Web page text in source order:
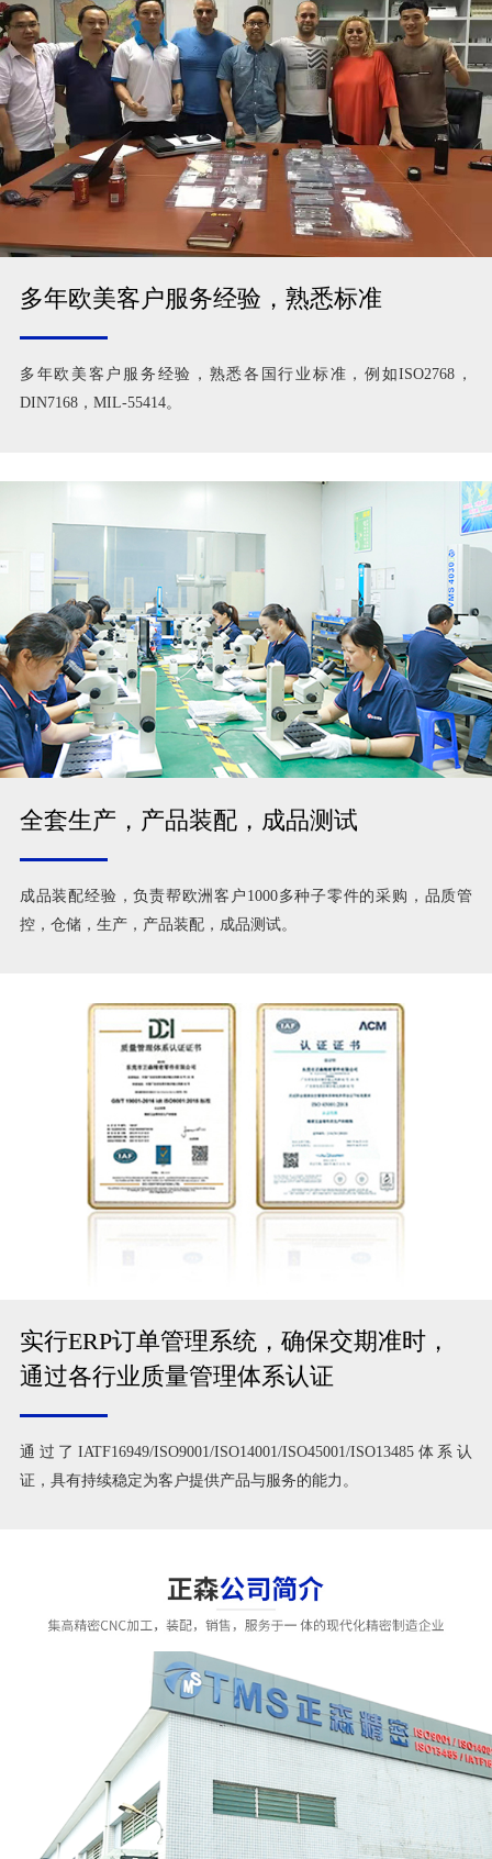
多年欧美客户服务经验，熟悉标准
多年欧美客户服务经验，熟悉各国行业标准，例如ISO2768，
DIN7168，MIL-55414。
全套生产，产品装配，成品测试
成品装配经验，负责帮欧洲客户1000多种子零件的采购，品质管
控，仓储，生产，产品装配，成品测试。
实行ERP订单管理系统，确保交期准时，
通过各行业质量管理体系认证
通过了IATF16949/ISO9001/ISO14001/ISO45001/ISO13485体系认
证，具有持续稳定为客户提供产品与服务的能力。